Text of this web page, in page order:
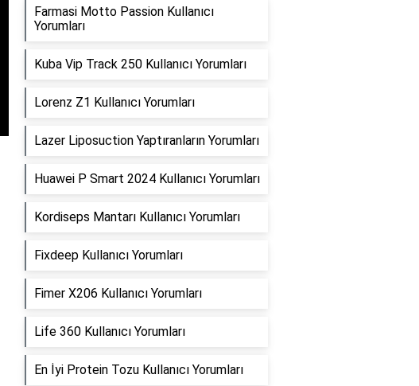
Farmasi Motto Passion Kullanıcı
Yorumları
Kuba Vip Track 250 Kullanıcı Yorumları
Lorenz Z1 Kullanıcı Yorumları
Lazer Liposuction Yaptıranların Yorumları
Huawei P Smart 2024 Kullanıcı Yorumları
Kordiseps Mantarı Kullanıcı Yorumları
Fixdeep Kullanıcı Yorumları
Fimer X206 Kullanıcı Yorumları
Life 360 Kullanıcı Yorumları
En İyi Protein Tozu Kullanıcı Yorumları